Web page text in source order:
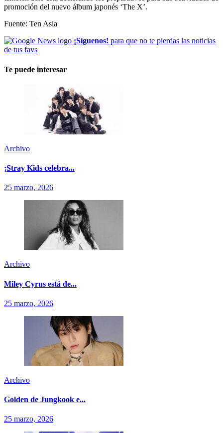
promoción del nuevo álbum japonés ‘The X’.
Fuente: Ten Asia
¡Síguenos! para que no te pierdas las noticias
de tus favs
Te puede interesar
Archivo
¡Stray Kids celebra...
25 marzo, 2026
Archivo
Miley Cyrus está de...
25 marzo, 2026
Archivo
Golden de Jungkook e...
25 marzo, 2026